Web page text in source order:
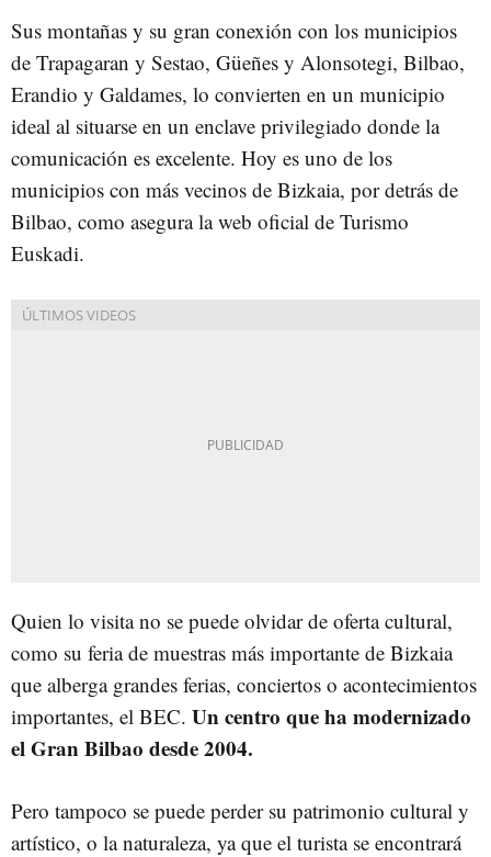
Sus montañas y su gran conexión con los municipios
de Trapagaran y Sestao, Güeñes y Alonsotegi, Bilbao,
Erandio y Galdames, lo convierten en un municipio
ideal al situarse en un enclave privilegiado donde la
comunicación es excelente. Hoy es uno de los
municipios con más vecinos de Bizkaia, por detrás de
Bilbao, como asegura la web oficial de Turismo
Euskadi.
Quien lo visita no se puede olvidar de oferta cultural,
como su feria de muestras más importante de Bizkaia
que alberga grandes ferias, conciertos o acontecimientos
importantes, el BEC. Un centro que ha modernizado
el Gran Bilbao desde 2004.
Pero tampoco se puede perder su patrimonio cultural y
artístico, o la naturaleza, ya que el turista se encontrará